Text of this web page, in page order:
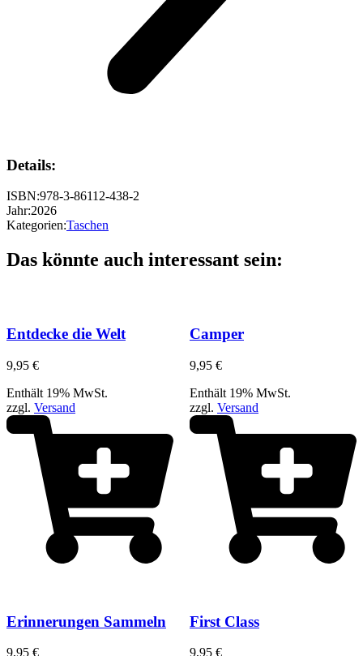
Details:
ISBN:978-3-86112-438-2
Jahr:2026
Kategorien:Taschen
Das könnte auch interessant sein:
Entdecke die Welt
9,95 €
Enthält 19% MwSt.
zzgl. Versand
Camper
9,95 €
Enthält 19% MwSt.
zzgl. Versand
Erinnerungen Sammeln
9,95 €
First Class
9,95 €